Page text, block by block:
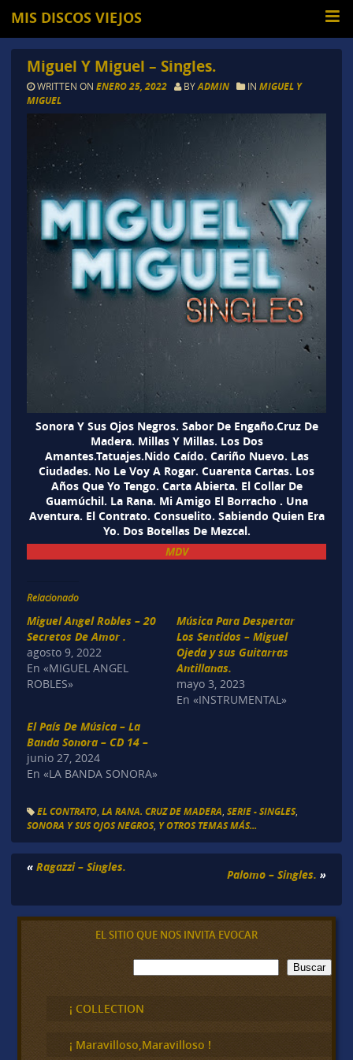
MIS DISCOS VIEJOS
Miguel Y Miguel – Singles.
WRITTEN ON ENERO 25, 2022 BYADMIN IN MIGUEL Y
MIGUEL
Sonora Y Sus Ojos Negros. Sabor De Engaño.Cruz De
Madera. Millas Y Millas. Los Dos
Amantes.Tatuajes.Nido Caído. Cariño Nuevo. Las
Ciudades. No Le Voy A Rogar. Cuarenta Cartas. Los
Años Que Yo Tengo. Carta Abierta. El Collar De
Guamúchil. La Rana. Mi Amigo El Borracho . Una
Aventura. El Contrato. Consuelito. Sabiendo Quien Era
Yo. Dos Botellas De Mezcal.
MDV
Relacionado
Miguel Angel Robles – 20
Secretos De Amor .
agosto 9, 2022
En «MIGUEL ANGEL
ROBLES»
Música Para Despertar
Los Sentidos – Miguel
Ojeda y sus Guitarras
Antillanas.
mayo 3, 2023
En «INSTRUMENTAL»
El País De Música – La
Banda Sonora – CD 14 –
junio 27, 2024
En «LA BANDA SONORA»
EL CONTRATO, LA RANA. CRUZ DE MADERA SERIE - SINGLES,
SONORA Y SUS OJOS NEGROS, Y OTROS TEMAS MÁS...
« Ragazzi – Singles.
Palomo – Singles. »
EL SITIO QUE NOS INVITA EVOCAR
B
u
c
a
Buscar
¡ COLLECTION
¡ Maravilloso,Maravilloso !